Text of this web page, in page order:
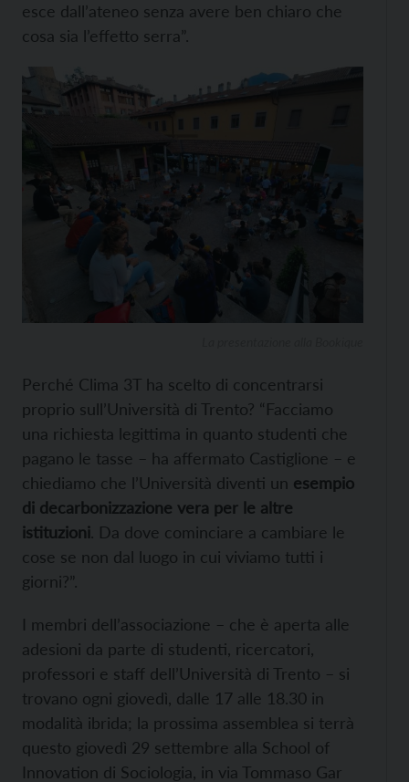
esce dall’ateneo senza avere ben chiaro che
cosa sia l’effetto serra”.
Perché Clima 3T ha scelto di concentrarsi
proprio sull’Università di Trento? “Facciamo
una richiesta legittima in quanto studenti che
pagano le tasse – ha affermato Castiglione – e
chiediamo che l’Università diventi un esempio
di decarbonizzazione vera per le altre
istituzioni. Da dove cominciare a cambiare le
cose se non dal luogo in cui viviamo tutti i
giorni?”.
I membri dell’associazione – che è aperta alle
adesioni da parte di studenti, ricercatori,
professori e staff dell’Università di Trento – si
trovano ogni giovedì, dalle 17 alle 18.30 in
modalità ibrida; la prossima assemblea si terrà
questo giovedì 29 settembre alla School of
Innovation di Sociologia, in via Tommaso Gar